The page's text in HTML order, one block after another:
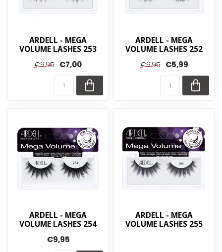
ARDELL - MEGA
VOLUME LASHES 253
€9,95 €7,00
ARDELL - MEGA
VOLUME LASHES 252
€9,95 €5,99
ARDELL - MEGA
VOLUME LASHES 254
€9,95
ARDELL - MEGA
VOLUME LASHES 255